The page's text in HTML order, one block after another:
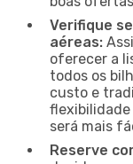
Verifique
aéreas:
oferecer a
todos os
custo e
flexibilidade
será mais
Reserve